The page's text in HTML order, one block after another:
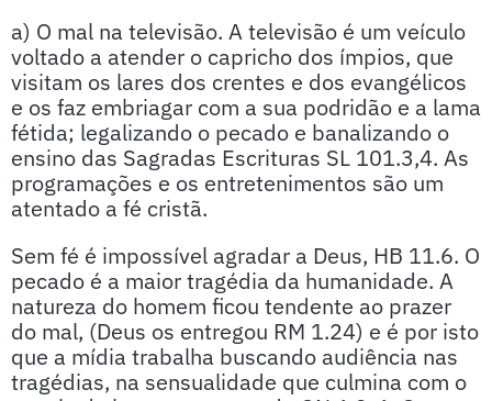
a) O mal na televisão. A televisão é um veículo
voltado a atender o capricho dos ímpios, que
visitam os lares dos crentes e dos evangélicos
e os faz embriagar com a sua podridão e a lama
fétida; legalizando o pecado e banalizando o
ensino das Sagradas Escrituras SL 101.3,4. As
programações e os entretenimentos são um
atentado a fé cristã.
Sem fé é impossível agradar a Deus, HB 11.6. O
pecado é a maior tragédia da humanidade. A
natureza do homem ficou tendente ao prazer
do mal, (Deus os entregou RM 1.24) e é por isto
que a mídia trabalha buscando audiência nas
tragédias, na sensualidade que culmina com o